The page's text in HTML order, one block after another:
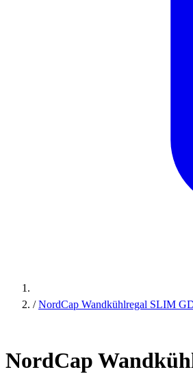
/ NordCap Wandkühlregal SLIM
NordCap